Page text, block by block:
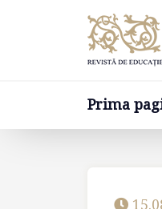
Prima
Prima